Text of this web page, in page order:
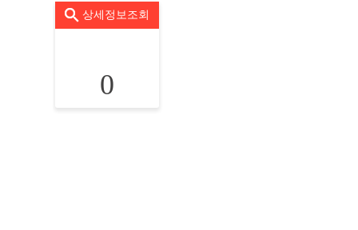
상세정보조회
0